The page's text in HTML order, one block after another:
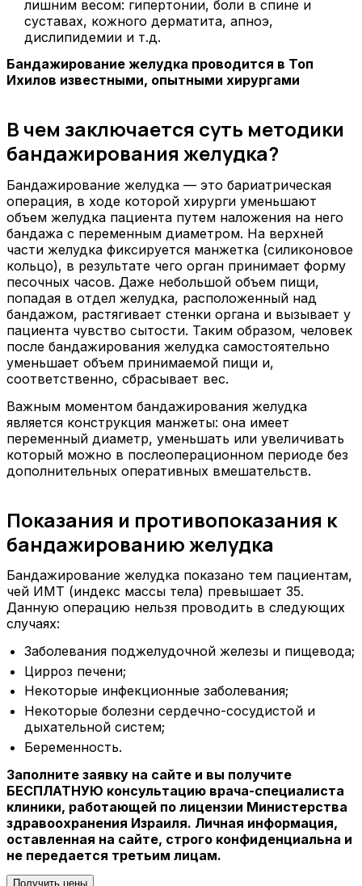
лишним весом: гипертонии, боли в спине и
суставах, кожного дерматита, апноэ,
дислипидемии и т.д.
Бандажирование желудка проводится в Топ
Ихилов известными, опытными хирургами
В чем заключается суть методики
бандажирования желудка?
Бандажирование желудка — это бариатрическая
операция, в ходе которой хирурги уменьшают
объем желудка пациента путем наложения на него
бандажа с переменным диаметром. На верхней
части желудка фиксируется манжетка (силиконовое
кольцо), в результате чего орган принимает форму
песочных часов. Даже небольшой объем пищи,
попадая в отдел желудка, расположенный над
бандажом, растягивает стенки органа и вызывает у
пациента чувство сытости. Таким образом, человек
после бандажирования желудка самостоятельно
уменьшает объем принимаемой пищи и,
соответственно, сбрасывает вес.
Важным моментом бандажирования желудка
является конструкция манжеты: она имеет
переменный диаметр, уменьшать или увеличивать
который можно в послеоперационном периоде без
дополнительных оперативных вмешательств.
Показания и противопоказания к
бандажированию желудка
Бандажирование желудка показано тем пациентам,
чей ИМТ (индекс массы тела) превышает 35.
Данную операцию нельзя проводить в следующих
случаях:
Заболевания поджелудочной железы и пищевода;
Цирроз печени;
Некоторые инфекционные заболевания;
Некоторые болезни сердечно-сосудистой и
дыхательной систем;
Беременность.
Заполните заявку на сайте и вы получите
БЕСПЛАТНУЮ консультацию врача-специалиста
клиники, работающей по лицензии Министерства
здравоохранения Израиля. Личная информация,
оставленная на сайте, строго конфиденциальна и
не передается третьим лицам.
Получить цены